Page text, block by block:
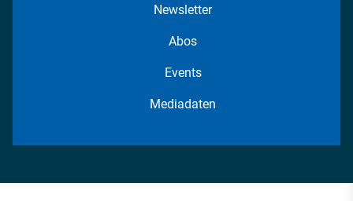
Newsletter
Abos
Events
Mediadaten